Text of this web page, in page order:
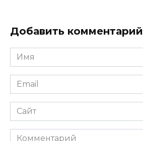
Добавить комментарий
Имя
*
Email
*
Сайт
Комментарий